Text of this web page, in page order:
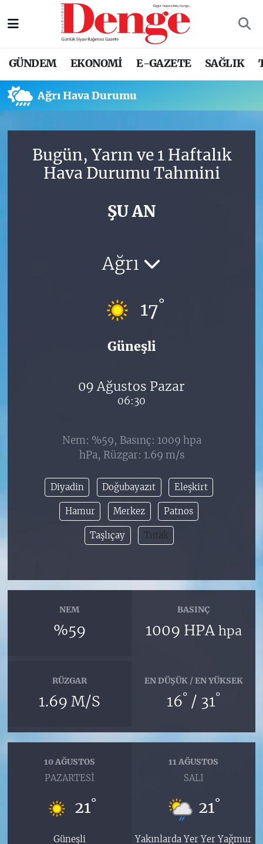
GÜNDEM EKONOMİ E-GAZETE SAĞLIK
Ağrı Hava Durumu
Bugün, Yarın ve 1 Haftalık
Hava Durumu Tahmini
ŞU AN
Ağrı
17°
Güneşli
09 Ağustos Pazar
06:30
Nem: %59, Basınç: 1009 hpa
hPa, Rüzgar: 1.69 m/s
Diyadin Doğubayazıt Eleşkirt
Hamur Merkez Patnos
Taşlıçay Tutak
NEM
%59
BASINÇ
1009 HPAhpa
RÜZGAR
1.69 M/S
EN DÜŞÜK / EN YÜKSEK
16° / 31°
10 AĞUSTOS
PAZARTESI
21°
Güneşli
11 AĞUSTOS
SALI
21°
Yakınlarda Yer Yer Yağmur
Nöbetçi Eczaneler
Trafik Durumu
Süper Lig Puan Durumu ve Fikstür
Tüm Manşetler